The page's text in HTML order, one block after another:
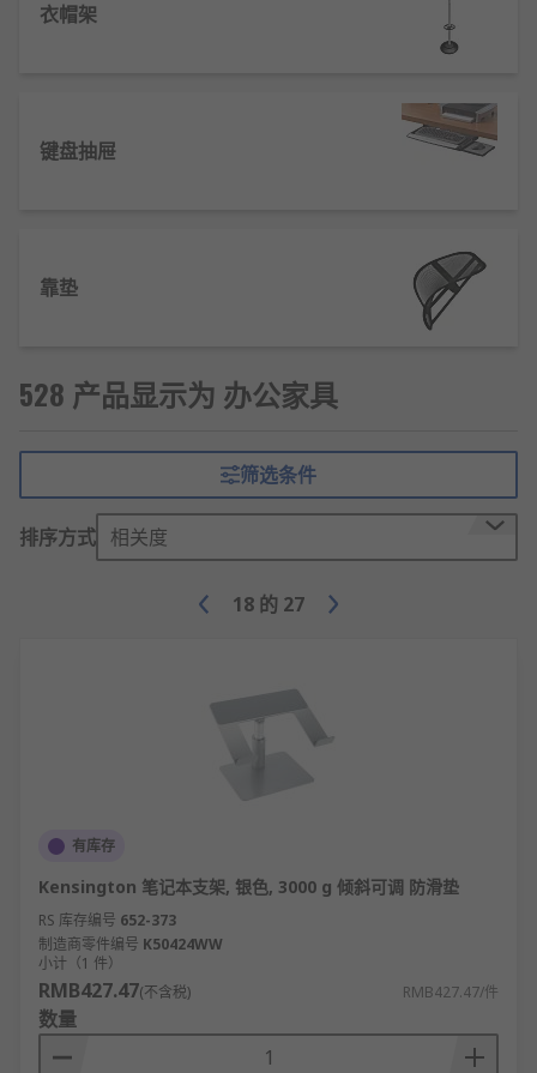
衣帽架
键盘抽屉
靠垫
528 产品显示为 办公家具
筛选条件
排序方式 相关度
18 的 27
有库存
Kensington 笔记本支架, 银色, 3000 g 倾斜可调 防滑垫
RS 库存编号 652-373
制造商零件编号 K50424WW
小计（1 件）
RMB427.47(不含税) RMB427.47/件
数量